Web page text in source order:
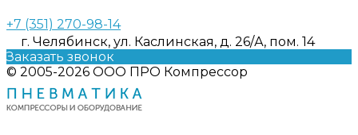
+7 (351) 270-98-14
г. Челябинск, ул. Каслинская, д. 26/А, пом. 14
Заказать звонок
© 2005-2026 ООО ПРО Компрессор